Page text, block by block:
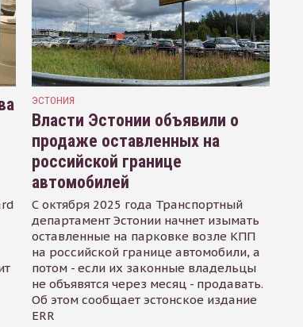
ЭСТОНИЯ
Власти Эстонии объявили о
продаже оставленных на
российской границе
автомобилей
С октября 2025 года Транспортный
департамент Эстонии начнет изымать
оставленные на парковке возле КПП
на российской границе автомобили, а
потом - если их законные владельцы
не объявятся через месяц - продавать.
Об этом сообщает эстонское издание
ERR